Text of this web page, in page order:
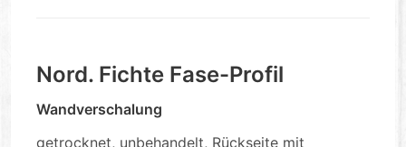
Nord. Fichte Fase-Profil
Wandverschalung
getrocknet, unbehandelt, Rückseite mit